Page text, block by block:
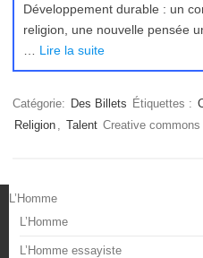
Développement durable : un
religion, une nouvelle pensée
Lire la suite
Catégorie: Des Billets Étiquettes :
Religion , Talent Creative commons
L’Homme
L’Homme
L’Homme essayiste